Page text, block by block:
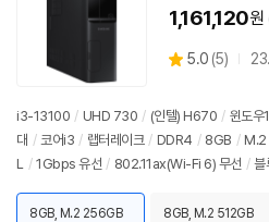
1,161,120원
별
5.0 (상
5)
i3-13100 / UHD 730 / (인텔) H670 / 윈도우
대 / 코어i3 / 랩터레이크 / DDR4 / 8GB / M.2
L / 1Gbps 유선 / 802.11ax(Wi-Fi 6) 무선 / 블
7.55kg / 용도: 사무/인강용 / 구성변경상품 / 소
8GB, M.2 256GB 8GB, M.2 512GB